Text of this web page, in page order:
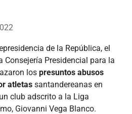
de la República, el
Consejería Presidencial para la
los presuntos abusos
atletas santandereanas en
club adscrito a la Liga
Giovanni Vega Blanco.